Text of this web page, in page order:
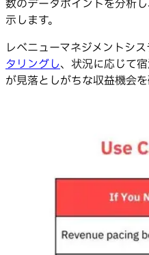
数のデータポイントを分析
示します。
レベニューマネジメントシ
タリングし、状況に応じて
が見落としがちな収益機会を